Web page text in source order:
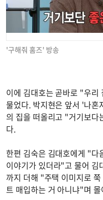
'구해줘 홈즈' 방송
이에 김대호는 곧바로 "우
물었다. 박지현은 앞서 '나
의 집을 떠올리고 "거기보다
다.
한편 김숙은 김대호에게 "다
이야기가 있더라"고 물어 김
까지 더해 "주택 이미지로
트 매입하는 거 아니냐"며